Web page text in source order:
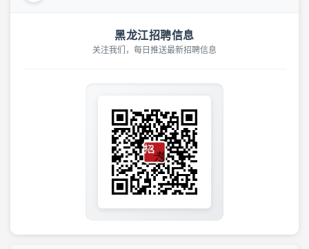
黑龙江招聘信息
关注我们，每日推送最新招聘信息